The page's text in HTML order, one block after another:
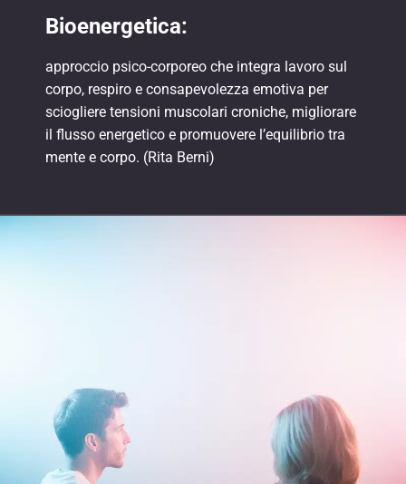
Bioenergetica:
approccio psico-corporeo che integra lavoro sul
corpo, respiro e consapevolezza emotiva per
sciogliere tensioni muscolari croniche, migliorare
il flusso energetico e promuovere l’equilibrio tra
mente e corpo. (Rita Berni)